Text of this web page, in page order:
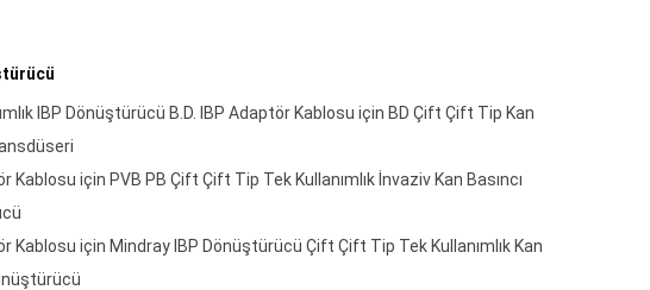
IBP Dönüştürücü B.D. IBP Adaptör Kablosu için BD Çift Çift Tip Kan
Kablosu için PVB PB Çift Çift Tip Tek Kullanımlık İnvaziv Kan Basıncı
Kablosu için Mindray IBP Dönüştürücü Çift Çift Tip Tek Kullanımlık Kan